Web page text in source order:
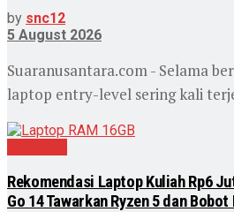
by snc12
5 August 2026
Suaranusantara.com - Selama
laptop entry-level sering kali
Rekomendasi Laptop Kuliah Rp6
Go 14 Tawarkan Ryzen 5 dan Bobot